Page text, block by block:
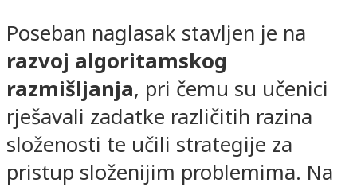
Poseban naglasak stavljen je na
razvoj algoritamskog
razmišljanja, pri čemu su učenici
rješavali zadatke različitih razina
složenosti te učili strategije za
pristup složenijim problemima. Na